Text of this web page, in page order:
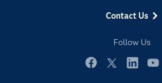
Contact Us
Follow Us
Newsroom
Products